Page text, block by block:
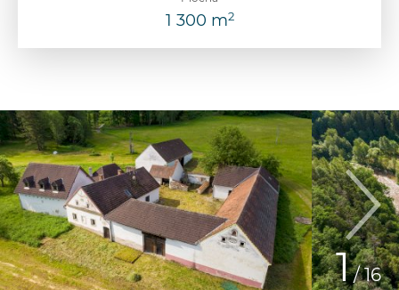
1 300 m2
1 / 16